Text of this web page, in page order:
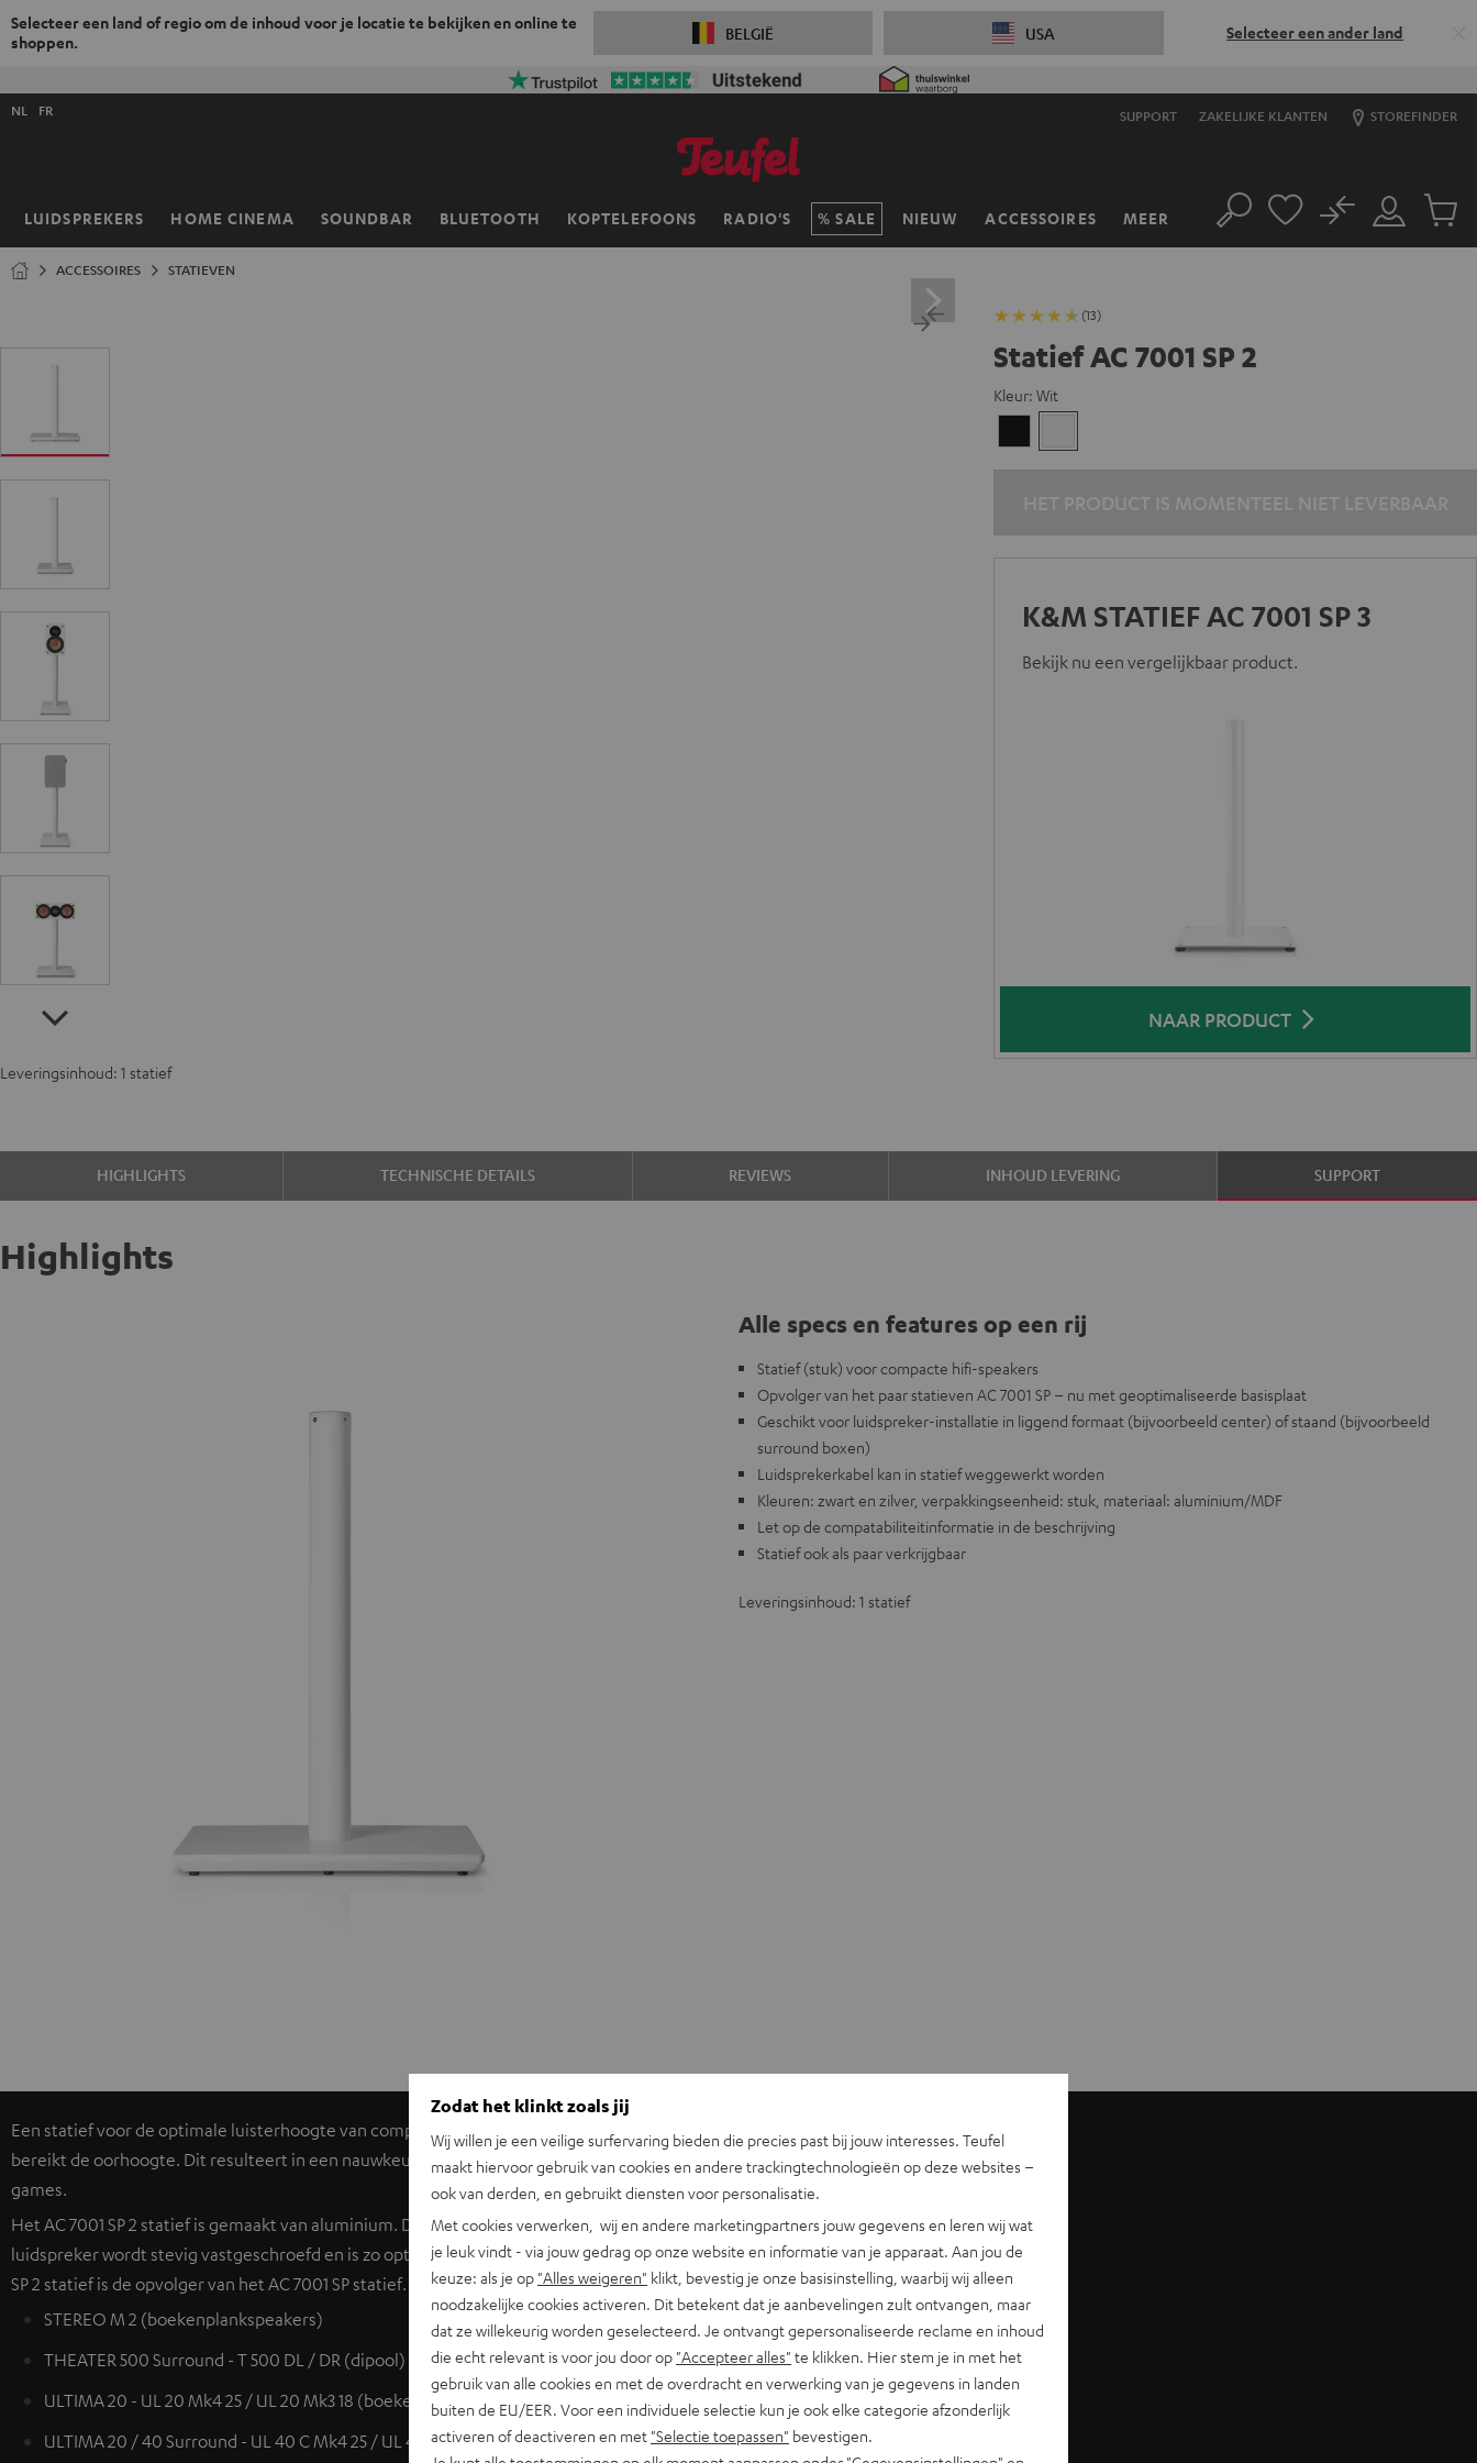
Selecteer een land of regio om de inhoud voor je locatie te bekijken en online te
shoppen.
BELGIË USA Selecteer een ander land
SUPPORT ZAKELIJKE KLANTEN STOREFINDER
LUIDSPREKERS HOME CINEMA SOUNDBAR BLUETOOTH KOPTELEFOONS RADIO'S SALE NIEUW ACCESSOIRES MEER
Selecteer
NL FR
Home Zoeken
Mijn
account
No
ACCESSOIRES STATIEVEN
(13)
Statief AC 7001 SP 2
Kleur: Wit
K&M STATIEF AC 7001 SP 3
Bekijk nu een vergelijkbaar product.
NAAR PRODUCT
Leveringsinhoud: 1 statief
HIGHLIGHTS TECHNISCHE DETAILS REVIEWS INHOUD LEVERING SUPPORT
Highlights
Alle specs en features op een rij
Statief (stuk) voor compacte hifi-speakers
Opvolger van het paar statieven AC 7001 SP – nu met geoptimaliseerde basisplaat
Geschikt voor luidspreker-installatie in liggend formaat (bijvoorbeeld center) of staand (bijvoorbeeld
surround boxen)
Luidsprekerkabel kan in statief weggewerkt worden
Kleuren: zwart en zilver, verpakkingseenheid: stuk, materiaal: aluminium/MDF
Let op de compatabiliteitinformatie in de beschrijving
Statief ook als paar verkrijgbaar
Leveringsinhoud: 1 statief
Een statief voor de optimale luisterhoogte van compacte luidsprekers. In zitpositie (bank, fauteuil) bereikt de tweeter
bereikt de oorhoogte. Dit resulteert in een nauwkeurige weergave en betere dieptewerking van muziek, filmgeluid en
games.
Het AC 7001 SP 2 statief is gemaakt van aluminium. De luidsprekerkabel (tot 6,0 mm²) kan in de buis worden weggewerkt. De
luidspreker wordt stevig vastgeschroefd en is zo optimaal beveiligd. De zware constructie voorkomt trillingen. Het AC 7001
SP 2 statief is de opvolger van het AC 7001 SP statief.
STEREO M 2 (boekenplankspeakers)
THEATER 500 Surround - T 500 DL / DR (dipool)
ULTIMA 20 - UL 20 Mk4 25 / UL 20 Mk3 18 (boekenplankspeakers)
ULTIMA 20 / 40 Surround - UL 40 C Mk4 25 / UL 40 C Mk3 18 (centerspeaker)
Zodat het klinkt zoals jij
Wij willen je een veilige surfervaring bieden die precies past bij jouw interesses. Teufel
maakt hiervoor gebruik van cookies en andere trackingtechnologieën op deze websites –
ook van derden, en gebruikt diensten voor personalisatie.
Met cookies verwerken, wij en andere marketingpartners jouw gegevens en leren wij wat
je leuk vindt - via jouw gedrag op onze website en informatie van je apparaat. Aan jou de
keuze: als je op "Alles weigeren" klikt, bevestig je onze basisinstelling, waarbij wij alleen
noodzakelijke cookies activeren. Dit betekent dat je aanbevelingen zult ontvangen, maar
dat ze willekeurig worden geselecteerd. Je ontvangt gepersonaliseerde reclame en inhoud
die echt relevant is voor jou door op "Accepteer alles" te klikken. Hier stem je in met het
gebruik van alle cookies en met de overdracht en verwerking van je gegevens in landen
buiten de EU/EER. Voor een individuele selectie kun je ook elke categorie afzonderlijk
activeren of deactiveren en met "Selectie toepassen" bevestigen.